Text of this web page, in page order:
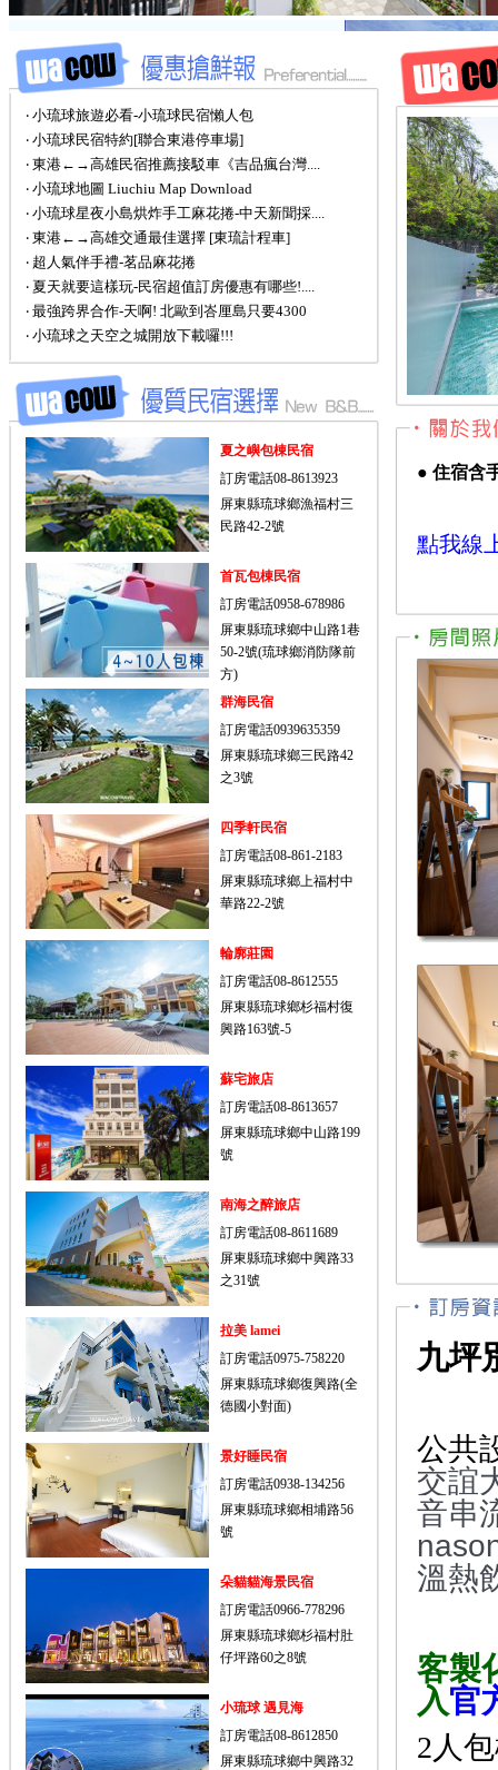
‧ 小琉球旅遊必看-小琉球民宿懶人包
‧ 小琉球民宿特約[聯合東港停車場]
‧ 東港←→高雄民宿推薦接駁車《吉品瘋台灣....
‧ 小琉球地圖 Liuchiu Map Download
‧ 小琉球星夜小島烘炸手工麻花捲-中天新聞採....
‧ 東港←→高雄交通最佳選擇 [東琉計程車]
‧ 超人氣伴手禮-茗品麻花捲
‧ 夏天就要這樣玩-民宿超值訂房優惠有哪些!....
‧ 最強跨界合作-天啊! 北歐到峇厘島只要4300
‧ 小琉球之天空之城開放下載囉!!!
夏之嶼包棟民宿
訂房電話08-8613923
屏東縣琉球鄉漁福村三
民路42-2號
首瓦包棟民宿
訂房電話0958-678986
屏東縣琉球鄉中山路1巷
50-2號(琉球鄉消防隊前
方)
群海民宿
訂房電話0939635359
屏東縣琉球鄉三民路42
之3號
四季軒民宿
訂房電話08-861-2183
屏東縣琉球鄉上福村中
華路22-2號
輪廓莊園
訂房電話08-8612555
屏東縣琉球鄉杉福村復
興路163號-5
蘇宅旅店
訂房電話08-8613657
屏東縣琉球鄉中山路199
號
南海之醉旅店
訂房電話08-8611689
屏東縣琉球鄉中興路33
之31號
拉美 lamei
訂房電話0975-758220
屏東縣琉球鄉復興路(全
德國小對面)
景好睡民宿
訂房電話0938-134256
屏東縣琉球鄉相埔路56
號
朵貓貓海景民宿
訂房電話0966-778296
屏東縣琉球鄉杉福村肚
仔坪路60之8號
小琉球 遇見海
訂房電話08-8612850
屏東縣琉球鄉中興路32
● 住宿含
點我線
九坪
公共
交誼
音串
溫熱
客製
入官
2人